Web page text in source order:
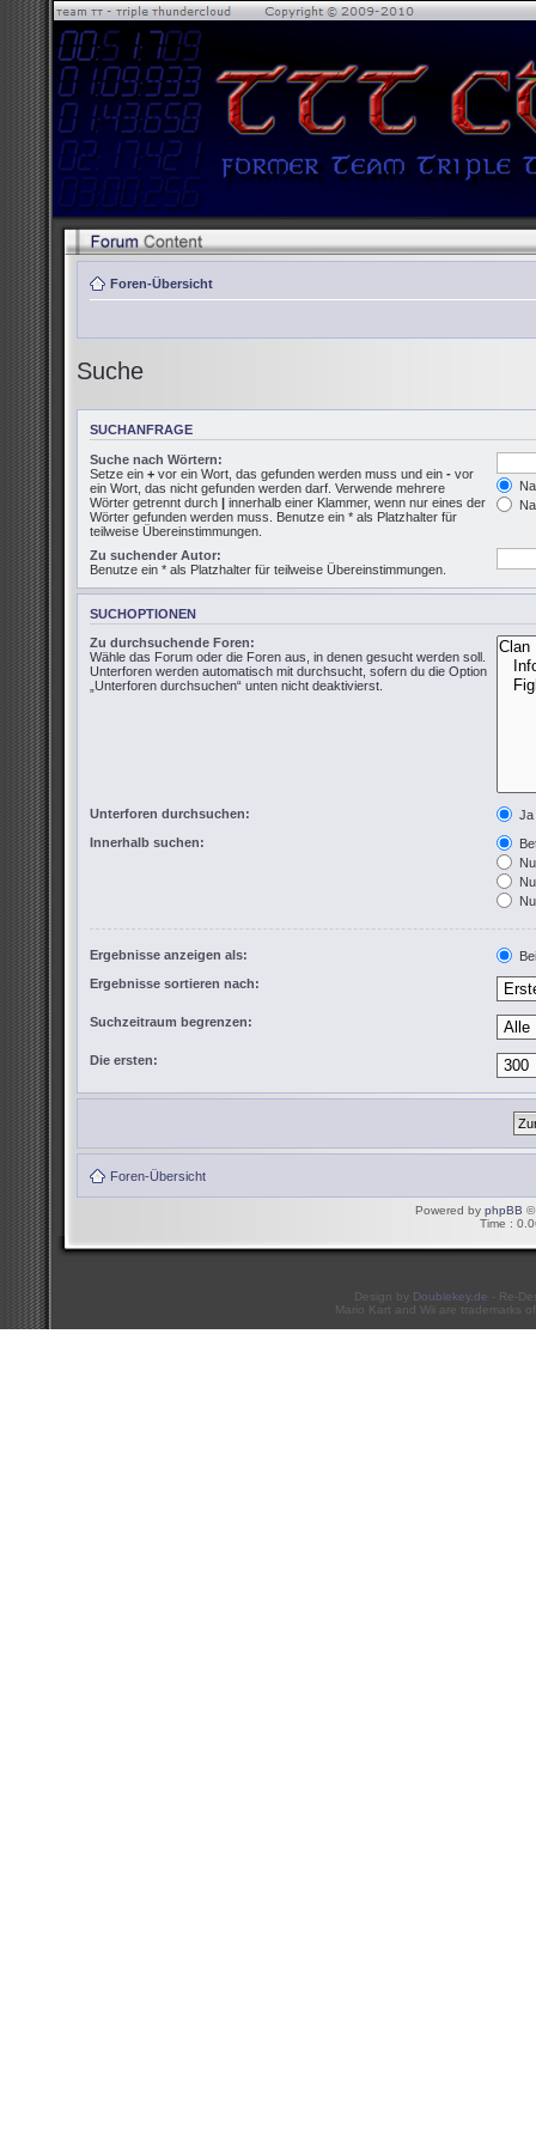
Foren-Übersicht
Suche
SUCHANFRAGE
Suche nach Wörtern:
Setze ein + vor ein Wort, das gefunden werden muss und ein - vor
ein Wort, das nicht gefunden werden darf. Verwende mehrere
Wörter getrennt durch | innerhalb einer Klammer, wenn nur eines der
Wörter gefunden werden muss. Benutze ein * als Platzhalter für
teilweise Übereinstimmungen.
Zu suchender Autor:
Benutze ein * als Platzhalter für teilweise Übereinstimmungen.
SUCHOPTIONEN
Zu durchsuchende Foren:
Wähle das Forum oder die Foren aus, in denen gesucht werden soll.
Unterforen werden automatisch mit durchsucht, sofern du die Option
„Unterforen durchsuchen“ unten nicht deaktivierst.
Unterforen durchsuchen:
Ja
Innerhalb suchen:
Ergebnisse anzeigen als:
Ergebnisse sortieren nach:
Suchzeitraum begrenzen:
Die ersten:
Foren-Übersicht
Powered by phpBB ©
Time :
Design by Doublekey.de - Re-
Mario Kart and Wii are trademarks